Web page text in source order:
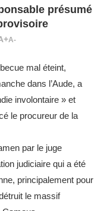
présumé
A-
mal éteint,
dans l’Aude, a
involontaire » et
le procureur de la
par le juge
judiciaire qui a été
principalement pour
le massif